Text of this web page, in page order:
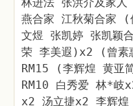
燕合家 江秋菊合家
文煜 张凯婷 张凯颖
荣 李美遐)x2 (曾素
RM15 (李辉煌 黄亚
RM10 白秀爱 林*岐
x2 汤立捷x2 李辉煌